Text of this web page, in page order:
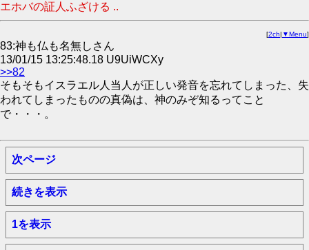
エホバの証人ふざける ..
[2ch| ▼Menu]
83:神も仏も名無しさん
13/01/15 13:25:48.18 U9UiWCXy
>>82
そもそもイスラエル人当人が正しい発音を忘れてしまった、失
われてしまったものの真偽は、神のみぞ知るってこと
で・・・。
次ページ
続きを表示
1を表示